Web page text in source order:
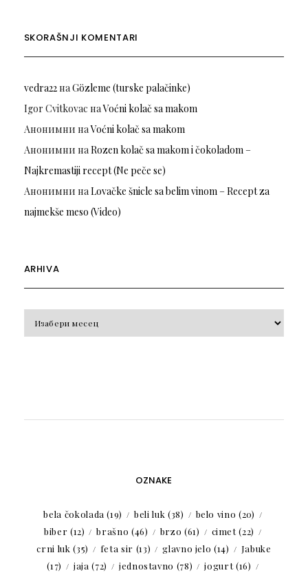
SKORAŠNJI KOMENTARI
vedra22на Gözleme (turske palačinke)
Igor Cvitkovac наVoćni kolač sa makom
Анонимни наVoćni kolač sa makom
Анонимни на Rozen kolač sa makom i čokoladom –
Najkremastiji recept (Ne peče se)
Анонимни на Lovačke šnicle sa belim vinom – Recept za
najmekše meso (Video)
ARHIVA
OZNAKE
bela čokolada (19) beli luk (38) belo vino (20)
biber (12) brašno (46) brzo (61) cimet(22)
crni luk (35) feta sir (13) glavno jelo (14)
Jabuke
(17)
jaja (72) jednostavno (78) jogurt(16)